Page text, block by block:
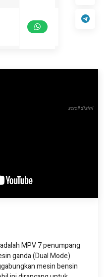
MPV 7 penumpang
ganda (Dual Mode)
mesin bensin